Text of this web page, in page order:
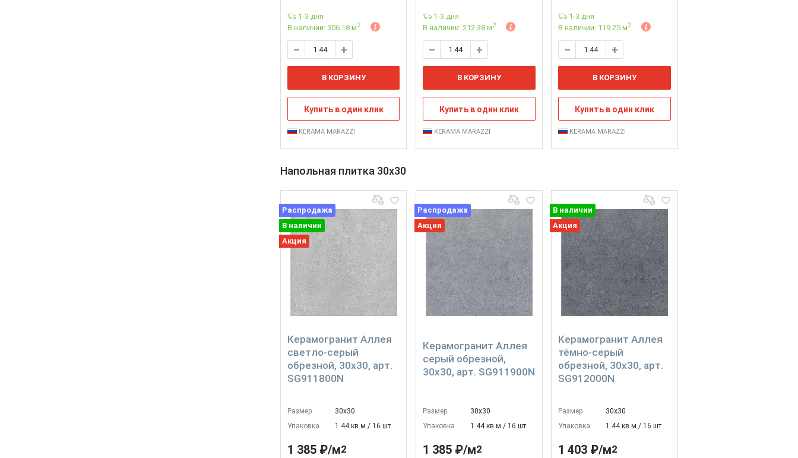
1-3 дня
В наличии: 306.18 м2
В КОРЗИНУ
Купить в один клик
KERAMA MARAZZI
1-3 дня
В наличии: 212.38 м2
В КОРЗИНУ
Купить в один клик
KERAMA MARAZZI
1-3 дня
В наличии: 119.25 м2
В КОРЗИНУ
Купить в один клик
KERAMA MARAZZI
Напольная плитка 30x30
Керамогранит Аллея
светло-серый
обрезной, 30x30, арт.
SG911800N
Размер
30х30
Упаковка
1.44 кв.м./ 16 шт.
Распродажа
В наличии
Акция
1 385 ₽/м2
Керамогранит Аллея
серый обрезной,
30x30, арт. SG911900N
Размер
30х30
Упаковка
1.44 кв.м./ 16 шт.
Распродажа
Акция
1 385 ₽/м2
Керамогранит Аллея
тёмно-серый
обрезной, 30x30, арт.
SG912000N
Размер
30х30
Упаковка
1.44 кв.м./ 16 шт.
В наличии
Акция
1 403 ₽/м2